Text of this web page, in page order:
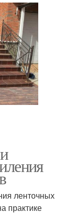
ленточных
практике